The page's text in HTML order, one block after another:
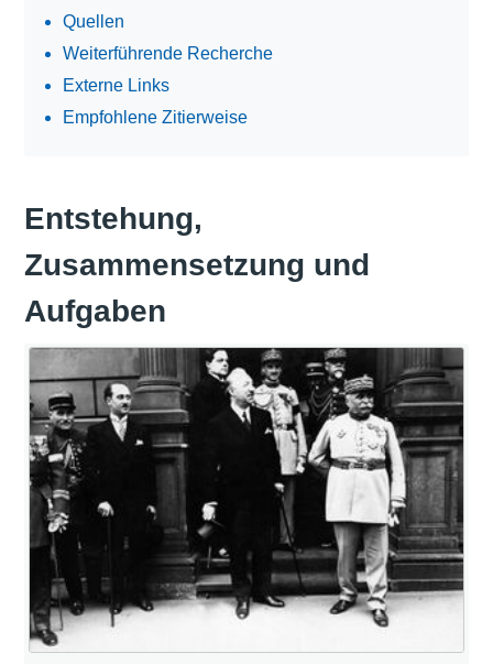
Quellen
Weiterführende Recherche
Externe Links
Empfohlene Zitierweise
Entstehung,
Zusammensetzung und
Aufgaben